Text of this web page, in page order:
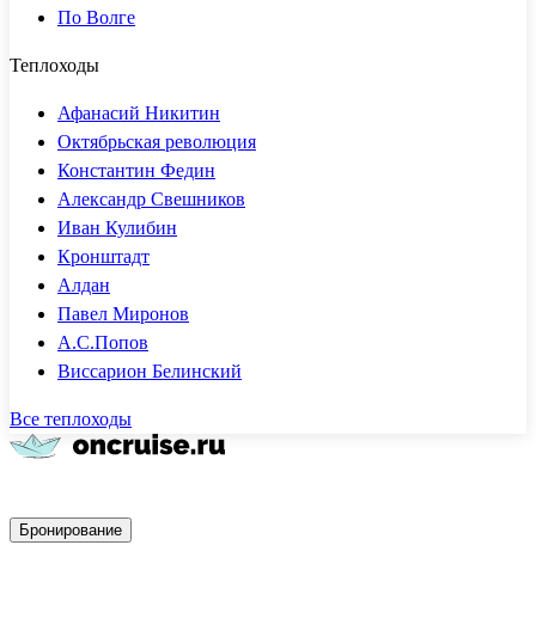
По Волге
Теплоходы
Афанасий Никитин
Октябрьская революция
Константин Федин
Александр Свешников
Иван Кулибин
Кронштадт
Алдан
Павел Миронов
А.С.Попов
Виссарион Белинский
Все теплоходы
Бронирование